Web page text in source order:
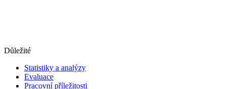
Důležité
Statistiky a analýzy
Evaluace
Pracovní příležitosti